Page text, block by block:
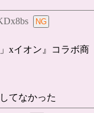
xイオン』コラボ商
てなかった